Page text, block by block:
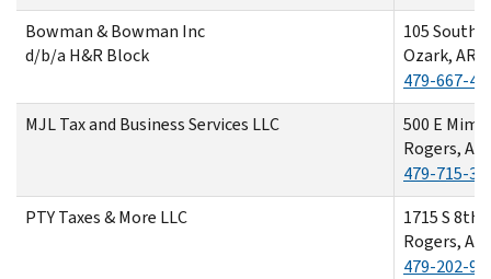
Bowman & Bowman Inc
d/b/a H&R Block
105 South 7
Ozark, AR
479-667-
MJL Tax and Business Services LLC
500 E
Rogers, AR
479-715-
PTY Taxes & More LLC
1715 S 8th
Rogers, AR
479-202-